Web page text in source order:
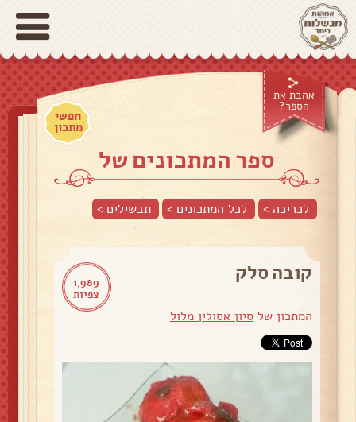
אהבת את
הספר?
חפשי
מתכון
ספר המתכונים של
לכריכה > לכל המתכונים > תבשילים>
1,989
צפיות
קובה סלק
המתכון שלסיון אסולין מלול